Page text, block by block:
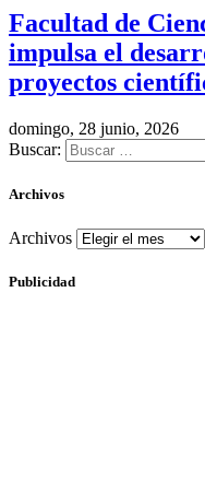
Facultad de
impulsa el
proyectos
domingo, 28 junio, 2026
Buscar:
Archivos
Archivos
Publicidad